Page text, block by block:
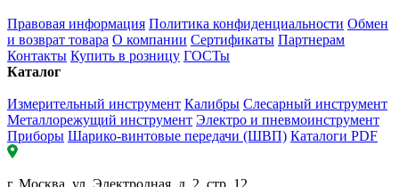
Правовая информация Политика конфиденциальности Обмен
и возврат товара О компании Сертификаты Партнерам
Контакты Купить в розницу ГОСТы
Каталог
Измерительный инструмент Калибры Слесарный инструмент
Металлорежущий инструмент Электро и пневмоинструмент
Приборы Шарико-винтовые передачи (ШВП) Каталоги PDF
г. Москва, ул. Электродная, д. 2, стр. 12